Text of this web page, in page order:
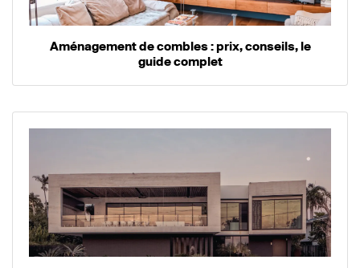
Aménagement de combles : prix, conseils, le
guide complet